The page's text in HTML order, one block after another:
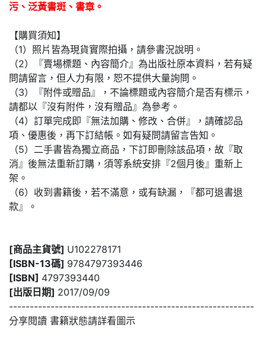
污、泛黃書斑、書章。
【購買須知】
（1）照片皆為現貨實際拍攝，請參書況說明。
（2）『賣場標題、內容簡介』為出版社原本資料，若有疑
問請留言，但人力有限，恕不提供大量詢問。
（3）『附件或贈品』，不論標題或內容簡介是否有標示，
請都以『沒有附件，沒有贈品』為參考。
（4）訂單完成即『無法加購、修改、合併』，請確認品
項、優惠後，再下訂結帳。如有疑問請留言告知。
（5）二手書皆為獨立商品，下訂即刪除該品項，故『取
消』後無法重新訂購，須等系統安排『2個月後』重新上
架。
（6）收到書籍後，若不滿意，或有缺漏，『都可退書退
款』。
[商品主貨號] U102278171
[ISBN-13碼] 9784797393446
[ISBN] 4797393440
[出版日期] 2017/09/09
-----------------------------------------------------------
分享閱讀 書籍狀態請詳看圖示